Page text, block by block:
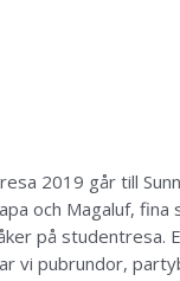
2019 går till
och Magaluf, fina
på studentresa.
vi pubrundor,